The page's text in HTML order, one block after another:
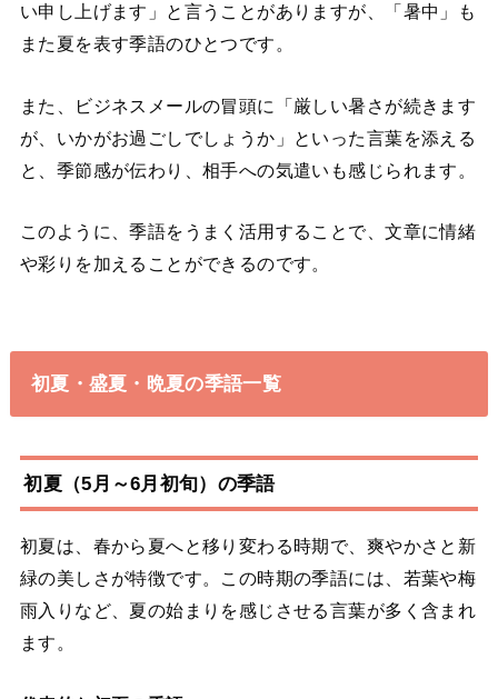
い申し上げます」と言うことがありますが、「暑中」も
また夏を表す季語のひとつです。
また、ビジネスメールの冒頭に「厳しい暑さが続きます
が、いかがお過ごしでしょうか」といった言葉を添える
と、季節感が伝わり、相手への気遣いも感じられます。
このように、季語をうまく活用することで、文章に情緒
や彩りを加えることができるのです。
初夏・盛夏・晩夏の季語一覧
初夏（5月～6月初旬）の季語
初夏は、春から夏へと移り変わる時期で、爽やかさと新
緑の美しさが特徴です。この時期の季語には、若葉や梅
雨入りなど、夏の始まりを感じさせる言葉が多く含まれ
ます。